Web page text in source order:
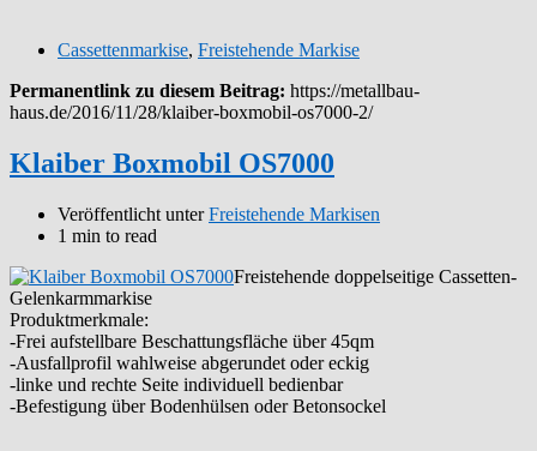
Cassettenmarkise, Freistehende Markise
Permanentlink zu diesem Beitrag: https://metallbau-
haus.de/2016/11/28/klaiber-boxmobil-os7000-2/
Klaiber Boxmobil OS7000
Veröffentlicht unterFreistehende Markisen
1 min to read
Freistehende doppelseitige Cassetten-
Gelenkarmmarkise
Produktmerkmale:
-Frei aufstellbare Beschattungsfläche über 45qm
-Ausfallprofil wahlweise abgerundet oder eckig
-linke und rechte Seite individuell bedienbar
-Befestigung über Bodenhülsen oder Betonsockel